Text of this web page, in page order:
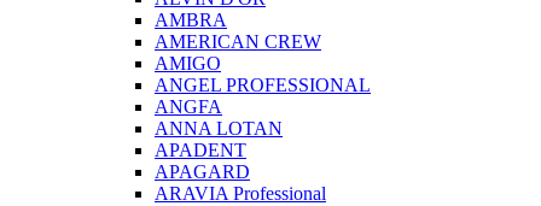
AMBRA
AMERICAN CREW
AMIGO
ANGEL PROFESSIONAL
ANGFA
ANNA LOTAN
APADENT
APAGARD
ARAVIA Professional